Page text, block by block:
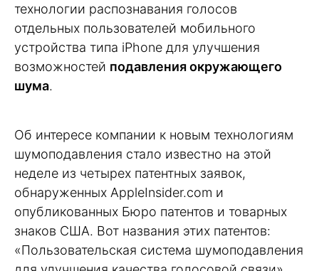
технологии распознавания голосов
отдельных пользователей мобильного
устройства типа iPhone для улучшения
возможностей подавления окружающего
шума.
Об интересе компании к новым технологиям
шумоподавления стало известно на этой
неделе из четырех патентных заявок,
обнаруженных AppleInsider.com и
опубликованных Бюро патентов и товарных
знаков США. Вот названия этих патентов:
«Пользовательская система шумоподавления